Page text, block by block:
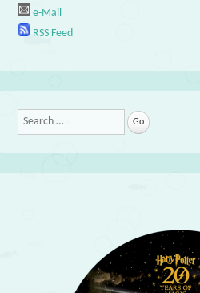
e-Mail
RSS Feed
Search